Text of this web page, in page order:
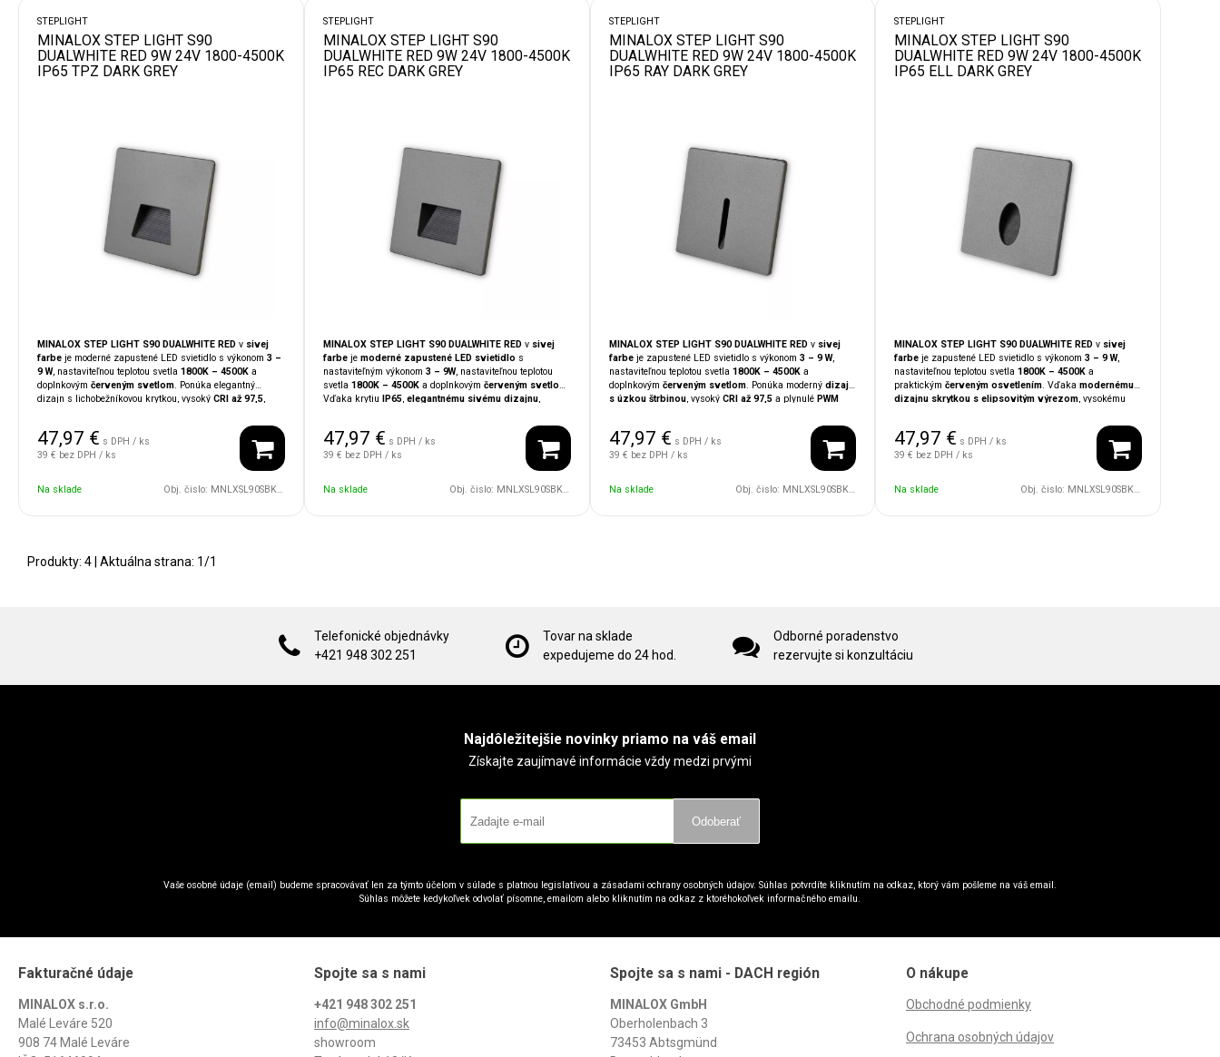
STEPLIGHT
MINALOX STEP LIGHT S90
DUALWHITE RED 9W 24V 1800-4500K
IP65 TPZ DARK GREY
MINALOX STEP LIGHT S90 DUALWHITE RED v sivej
farbe je moderné zapustené LED svietidlo s výkonom 3 –
9 W, nastaviteľnou teplotou svetla 1800K – 4500K a
doplnkovým červeným svetlom. Ponúka elegantný
dizajn s lichobežníkovou krytkou, vysoký CRI až 97,5,
. Ideálne
pre chodby, schodiská či rezidenčné priestory ako
orientačné alebo nočné osvetlenie.
47,97 € s DPH / ks
39 € bez DPH / ks
Na sklade Obj. čislo: MNLXSL90SBK/9W/24V/DWR/IP65/TZ/DG
STEPLIGHT
MINALOX STEP LIGHT S90
DUALWHITE RED 9W 24V 1800-4500K
IP65 REC DARK GREY
MINALOX STEP LIGHT S90 DUALWHITE RED v sivej
farbeje moderné zapustené LED svietidlo s
nastaviteľným výkonom 3 – 9W, nastaviteľnou teplotou
svetla 1800K – 4500Ka doplnkovým červeným svetlom
Vďaka krytiu IP65, elegantnému sivému dizajnu,
je ideálne
akoorientačné či nočné osvetlenie chodieb
schodískaleborezidenčných priestorov
47,97 € s DPH / ks
39 € bez DPH / ks
Na sklade Obj. čislo: MNLXSL90SBK/9W/24V/DWR/IP65/RC/DG
STEPLIGHT
MINALOX STEP LIGHT S90
DUALWHITE RED 9W 24V 1800-4500K
IP65 RAY DARK GREY
MINALOX STEP LIGHT S90 DUALWHITE RED v sivej
farbeje zapustené LED svietidlo s výkonom 3 – 9 W,
nastaviteľnou teplotou svetla 1800K – 4500Ka
doplnkovým červeným svetlom. Ponúka moderný dizajn
s úzkou štrbinou, vysoký CRI až 97,5a plynulé PWM
a ideálne ako
orientačné či nočné osvetlenie
schodísk
aleborezidenčných priestorov
47,97 € s DPH / ks
39 € bez DPH / ks
Na sklade Obj. čislo: MNLXSL90SBK/9W/24V/DWR/IP65/RY/DG
STEPLIGHT
MINALOX STEP LIGHT S90
DUALWHITE RED 9W 24V 1800-4500K
IP65 ELL DARK GREY
MINALOX STEP LIGHT S90 DUALWHITE RED v sivej
farbe je zapustené LED svietidlo s výkonom3 – 9 W,
nastaviteľnou teplotou svetla1800K – 4500K a
praktickýmčerveným osvetlením. Vďakamodernému
dizajnu skrytkou s elipsovitým výrezom, vysokému
LOXONE, TapHome, Ampio, KNXje
ideálne ako orientačné alebo nočné osvetlenie
do
chodieb ,schodísk
47,97 € s DPH / ks
39 € bez DPH / ks
Na sklade Obj. čislo: MNLXSL90SBK/9W/24V/DWR/IP65/EL/DG
Produkty: 4 | Aktuálna strana: 1/1
Telefonické objednávky
+421 948 302 251
Tovar na sklade
expedujeme do 24 hod.
Odborné poradenstvo
rezervujte si konzultáciu
Najdôležitejšie novinky priamo na váš email
Získajte zaujímavé informácie vždy medzi prvými
Odoberať
Vaše osobné údaje (email) budeme spracovávať len za týmto účelom v súlade s platnou legislatívou a zásadami ochrany osobných údajov. Súhlas potvrdíte kliknutím na odkaz, ktorý vám pošleme na váš email.
Súhlas môžete kedykoľvek odvolať písomne, emailom alebo kliknutím na odkaz z ktoréhokoľvek informačného emailu.
Fakturačné údaje
MINALOX s.r.o.
Malé Leváre 520
908 74 Malé Leváre
Spojte sa s nami
+421 948 302 251
info@minalox.sk
showroom
Spojte sa s nami - DACH región
MINALOX GmbH
Oberholenbach 3
73453 Abtsgmünd
O nákupe
Obchodné podmienky
Ochrana osobných údajov